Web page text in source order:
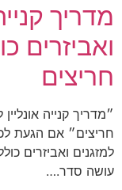
מדריך
ואביזרים
חריצים
״מדריך קנייה
חריצים״ אם הגעת
למזגנים ואביזרים
עושה סדר.…